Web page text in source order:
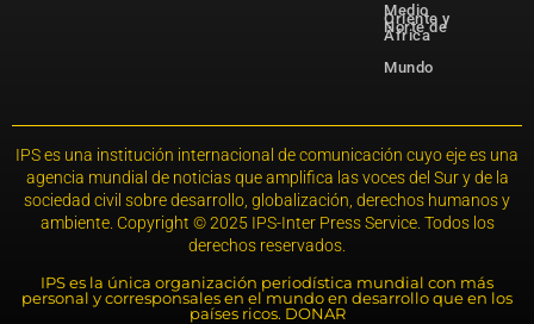
Medio
Oriente y
Norte de
África
Mundo
IPS es una institución internacional de comunicación cuyo eje es una
agencia mundial de noticias que amplifica las voces del Sur y de la
sociedad civil sobre desarrollo, globalización, derechos humanos y
ambiente. Copyright © 2025 IPS-Inter Press Service. Todos los
derechos reservados.
IPS es la única organización periodística mundial con más
personal y corresponsales en el mundo en desarrollo que en los
países ricos. DONAR